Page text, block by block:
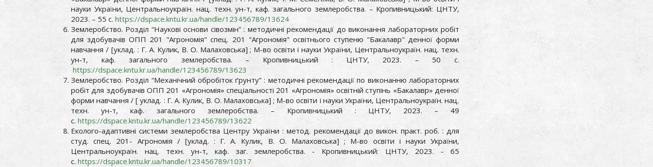
науки України, Центральноукраїн. нац. техн. ун-т, каф. загального землеробства. – Кропивницький: ЦНТУ,
2023. – 55 с.https://dspace.kntu.kr.ua/handle/123456789/13624
Землеробство. Розділ “Наукові основи сівозмін” : методичні рекомендації до виконання лабораторних робіт
для здобувачів ОПП 201 "Агрономія" спец. 201 "Агрономія" освітнього ступеню "Бакалавр" денної форми
навчання / [уклад. : Г. А. Кулик, В. О. Малаховська] ; М-во освіти і науки України, Центральноукраїн. нац. техн.
ун-т, каф. загального землеробства. – Кропивницький : ЦНТУ, 2023. – 50 с.
https://dspace.kntu.kr.ua/handle/123456789/13623
Землеробство. Розділ “Механічний обробіток ґрунту” : методичні рекомендації по виконанню лабораторних
робіт для здобувачів ОПП 201 «Агрономія» спеціальності 201 «Агрономія» освітній ступінь «Бакалавр» денної
форми навчання / [ уклад. : Г. А. Кулик, В. О. Малаховська] ; М-во освіти і науки України, Центральноукраїн. нац.
техн. ун-т, каф. загального землеробства. – Кропивницький : ЦНТУ, 2023. – 49
с. https://dspace.kntu.kr.ua/handle/123456789/13622
Еколого-адаптивні системи землеробства Центру України : метод. рекомендації до викон. практ. роб. : для
студ. спец. 201- Агрономія / [уклад. : Г. А. Кулик, В. О. Малаховська] ; М-во освіти і науки України,
Центральноукраїн. нац. техн. ун-т, каф. заг. землеробства. - Кропивницький: ЦНТУ, 2023. - 65
с. https://dspace.kntu.kr.ua/handle/123456789/10317